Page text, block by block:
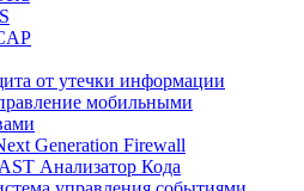
от утечки информации
мобильными
Generation Firewall
Анализатор Кода